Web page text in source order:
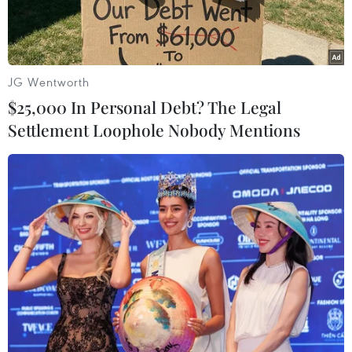
(Nguồn: liberation.fr)
Tòa án đặc biệt chống khủng bố của Pháp ngày
22/6 đã tuyên phạt các thành viên của mạng
lưới thánh chiến Hồi giáo "Cannes-Torcy" từng
được coi là một trong những mạng lưới khủng
bố nguy hiểm nhất ở nước này, với các mức án
JG Wentworth
$25,000 In Personal Debt? The Legal
Settlement Loophole Nobody Mentions